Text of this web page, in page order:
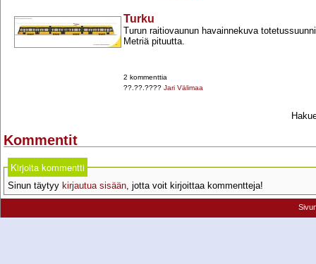
Turku
Turun raitiovaunun havainnekuva
Metriä pituutta.
2 kommenttia
??.??.???? Jari Välimaa
Kommentit
Kirjoita kommentti
Sinun täytyy kirjautua sisään, jotta voit kirjoittaa kommentteja!